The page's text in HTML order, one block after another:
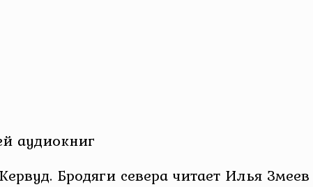
аудиокниг
Бродяги севера читает Илья Змеев